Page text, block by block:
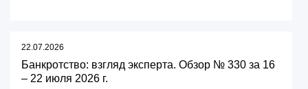
22.07.2026
Банкротство: взгляд эксперта. Обзор № 330 за 16
– 22 июля 2026 г.